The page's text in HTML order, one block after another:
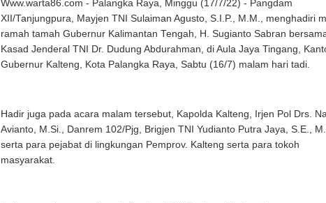
Www.warta86.com - Palangka Raya, Minggu (17/7/22) - Pangdam
XII/Tanjungpura, Mayjen TNI Sulaiman Agusto, S.I.P., M.M., menghadiri
ramah tamah Gubernur Kalimantan Tengah, H. Sugianto Sabran
Kasad Jenderal TNI Dr. Dudung Abdurahman, di Aula Jaya Tingang,
Gubernur Kalteng, Kota Palangka Raya, Sabtu (16/7) malam hari tadi.
Hadir juga pada acara malam tersebut, Kapolda Kalteng, Irjen Pol Drs.
Avianto, M.Si., Danrem 102/Pjg, Brigjen TNI Yudianto Putra Jaya, S.E.,
serta para pejabat di lingkungan Pemprov. Kalteng serta para tokoh
masyarakat.